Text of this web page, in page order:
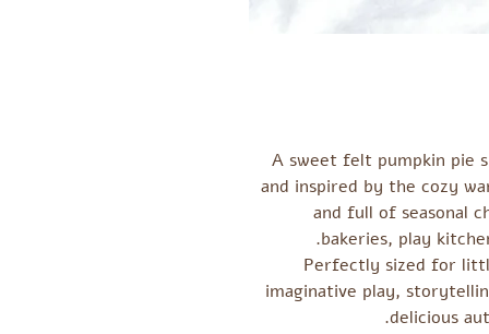
A sweet felt pumpkin pie
and inspired by the cozy
and full of seasonal
bakeries, play
Perfectly sized for
imaginative play,
delicious